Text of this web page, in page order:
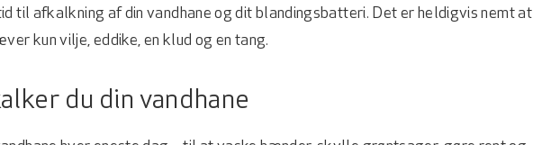
til afkalkning af din vandhane og dit blandingsbatteri. Det er heldigvis nemt at
kun vilje, eddike, en klud og en tang.
du din vandhane